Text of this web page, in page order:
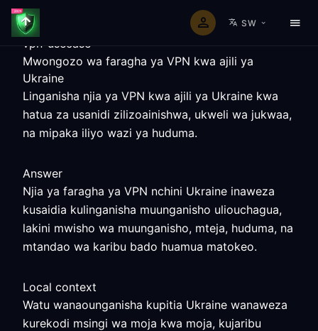
SW
vpn-usecase
Mwongozo wa faragha ya VPN kwa ajili ya
Ukraine
Linganisha njia ya VPN kwa ajili ya Ukraine kwa
hatua za usanidi zilizoainishwa, ukweli wa jukwaa,
na mipaka iliyo wazi ya huduma.
Answer
Njia ya faragha ya VPN nchini Ukraine inaweza
kusaidia kulinganisha muunganisho uliouchagua,
lakini mwisho wa muunganisho, mteja, huduma, na
mtandao wa karibu bado huamua matokeo.
Local context
Watu wanaounganisha kupitia Ukraine wanaweza
kurekodi msingi wa moja kwa moja, kujaribu